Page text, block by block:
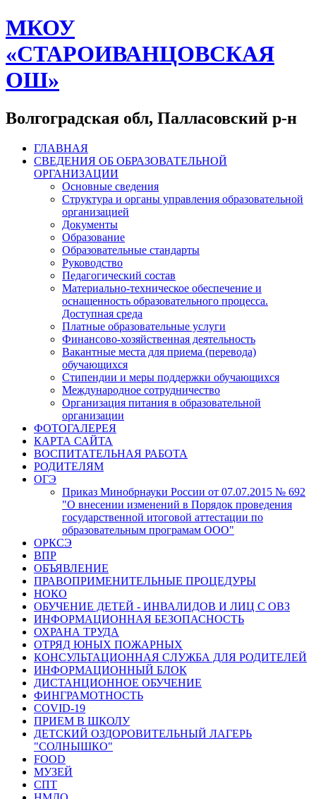
МКОУ
«СТАРОИВАНЦОВСКАЯ
ОШ»
Волгоградская обл, Палласовский р-н
ГЛАВНАЯ
СВЕДЕНИЯ ОБ ОБРАЗОВАТЕЛЬНОЙ
ОРГАНИЗАЦИИ
Основные сведения
Структура и органы управления образовательной
организацией
Документы
Образование
Образовательные стандарты
Руководство
Педагогический состав
Материально-техническое обеспечение и
оснащенность образовательного процесса.
Доступная среда
Платные образовательные услуги
Финансово-хозяйственная деятельность
Вакантные места для приема (перевода)
обучающихся
Стипендии и меры поддержки обучающихся
Международное сотрудничество
Организация питания в образовательной
организации
ФОТОГАЛЕРЕЯ
КАРТА САЙТА
ВОСПИТАТЕЛЬНАЯ РАБОТА
РОДИТЕЛЯМ
ОГЭ
Приказ Минобрнауки России от 07.07.2015 № 692
"О внесении изменений в Порядок проведения
государственной итоговой аттестации по
образовательным програмам ООО"
ОРКСЭ
ВПР
ОБЪЯВЛЕНИЕ
ПРАВОПРИМЕНИТЕЛЬНЫЕ ПРОЦЕДУРЫ
НОКО
ОБУЧЕНИЕ ДЕТЕЙ - ИНВАЛИДОВ И ЛИЦ С ОВЗ
ИНФОРМАЦИОННАЯ БЕЗОПАСНОСТЬ
ОХРАНА ТРУДА
ОТРЯД ЮНЫХ ПОЖАРНЫХ
КОНСУЛЬТАЦИОННАЯ СЛУЖБА ДЛЯ РОДИТЕЛЕЙ
ИНФОРМАЦИОННЫЙ БЛОК
ДИСТАНЦИОННОЕ ОБУЧЕНИЕ
ФИНГРАМОТНОСТЬ
COVID-19
ПРИЕМ В ШКОЛУ
ДЕТСКИЙ ОЗДОРОВИТЕЛЬНЫЙ ЛАГЕРЬ
"СОЛНЫШКО"
FOOD
МУЗЕЙ
СПТ